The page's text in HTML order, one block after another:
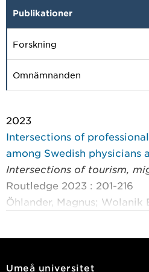
Publikationer
Forskning
Omnämnanden
2023
Intersections of
among Swedish physicians
Intersections of tourism,
Routledge 2023 : 201-216
Öhlander, Magnus; Wolanik
Umeå universitet